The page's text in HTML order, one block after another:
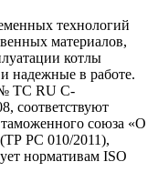
технологий
материалов,
котлы
надежные в работе.
№ ТС RU C-
соответствуют
таможенного союза «О
РС 010/2011),
нормативам ISO